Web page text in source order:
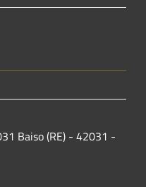
Baiso (RE) - 42031 -